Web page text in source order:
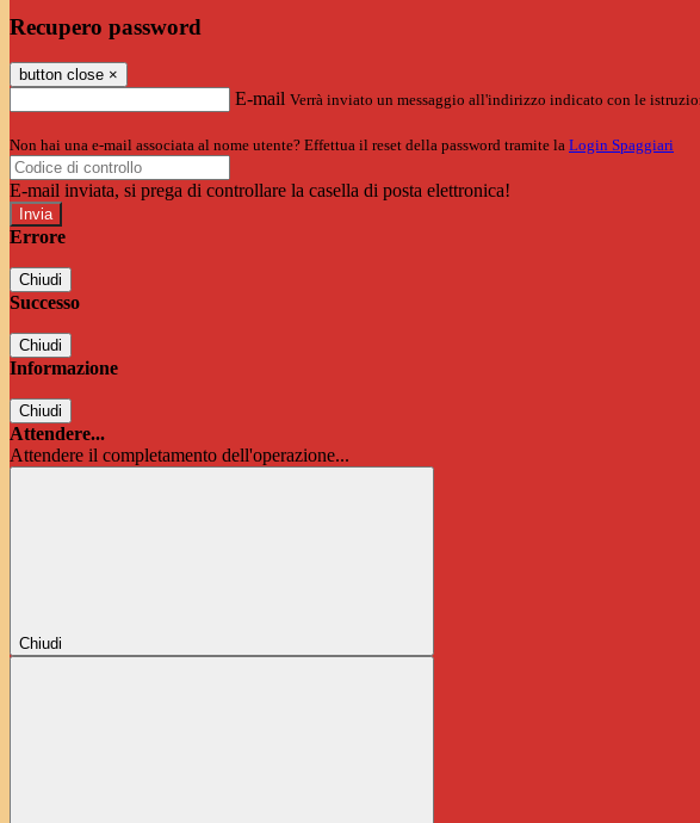
Recupero password
button close ×
E-mail Verrà inviato un messaggio all'indirizzo indicato con le
Non hai una e-mail associata al nome utente? Effettua il reset della password tramite la Login Spaggiari
E-mail inviata, si prega di controllare la casella di posta elettronica!
Errore
Chiudi
Successo
Chiudi
Informazione
Chiudi
Attendere...
Attendere il completamento dell'operazione...
Chiudi